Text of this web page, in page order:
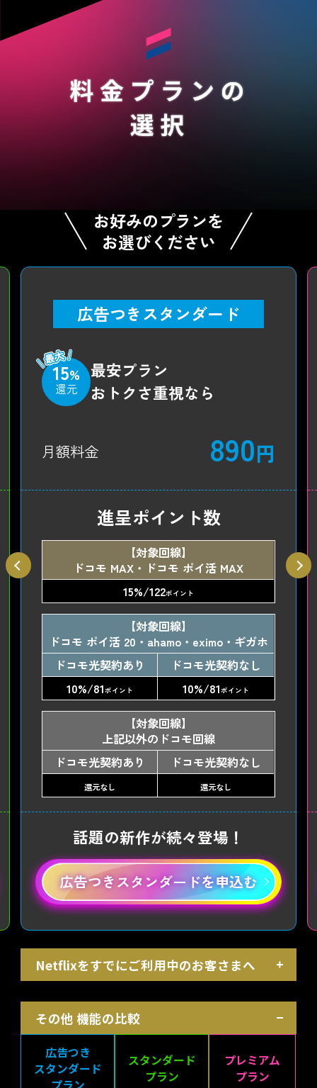
お好みのプランを
お選びください
広告つきスタンダード
15%
還元
最安プラン
おトクさ重視なら
月額料金 890円
進呈ポイント数
【対象回線】
ドコモ MAX・ドコモ ポイ活 MAX
15%/122ポイント
【対象回線】
ドコモ ポイ活 20・ahamo・eximo・ギガホ
ドコモ光契約あり
ドコモ光契約なし
10%/81ポイント 10%/81ポイント
【対象回線】
上記以外のドコモ回線
ドコモ光契約あり
ドコモ光契約なし
還元なし 還元なし
話題の新作が続々登場！
広告つきスタンダードを申込む
Netflixをすでにご利用中のお客さまへ
その他 機能の比較
広告つき
スタンダード
スタンダード
プラン
プレミアム
プラン